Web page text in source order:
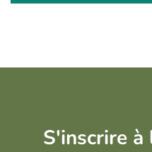
S'inscrire